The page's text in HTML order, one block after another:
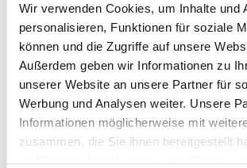
Wir verwenden Cookies, um Inhalte und
personalisieren, Funktionen für soziale
können und die Zugriffe auf unsere
Außerdem geben wir Informationen zu
unserer Website an unsere Partner für
Werbung und Analysen weiter. Unsere
Informationen möglicherweise mit
zusammen, die Sie ihnen bereitgestellt
Worum geht es genau? „Kinder haben Rechte
Kindertagesstätten müssen Orte sein, in
besonders sorgfältig geachtet werden,“
Kinderschutzfachkraft im Steinburger
Jahren gilt die UN-Kinderrechtskonvention,
gibt, in allen ihren Angelegenheiten gehört
werden. Ein Kind, das in der Lage ist, sich
beteiligen und auch zu beschweren, ist auch